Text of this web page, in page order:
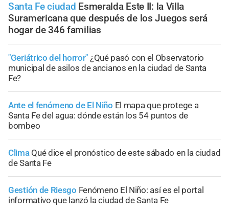
Santa Fe ciudad Esmeralda Este II: la Villa
Suramericana que después de los Juegos será
hogar de 346 familias
"Geriátrico del horror" ¿Qué pasó con el Observatorio
municipal de asilos de ancianos en la ciudad de Santa
Fe?
Ante el fenómeno de El Niño El mapa que protege a
Santa Fe del agua: dónde están los 54 puntos de
bombeo
Clima Qué dice el pronóstico de este sábado en la ciudad
de Santa Fe
Gestión de Riesgo Fenómeno El Niño: así es el portal
informativo que lanzó la ciudad de Santa Fe